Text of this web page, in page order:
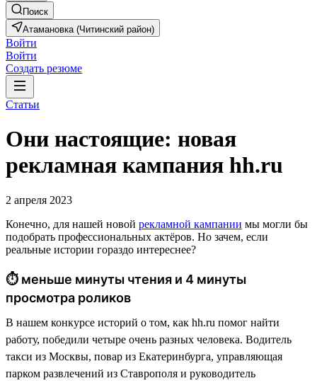
Поиск
Атамановка (Читинский район)
Войти
Войти
Создать резюме
Статьи
Они настоящие: новая
рекламная кампания hh.ru
2 апреля 2023
Конечно, для нашей новой рекламной кампании мы могли бы
подобрать профессиональных актёров. Но зачем, если
реальные истории гораздо интереснее?
⏱ меньше минуты чтения и 4 минуты
просмотра роликов
В нашем конкурсе историй о том, как hh.ru помог найти
работу, победили четыре очень разных человека. Водитель
такси из Москвы, повар из Екатеринбурга, управляющая
парком развлечений из Ставрополя и руководитель